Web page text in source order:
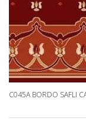
C045A BORDO SAFLI